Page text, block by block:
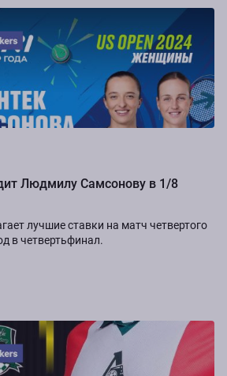
Людмилу Самсонову в 1/8
лучшие ставки на матч четвертого
в четвертьфинал.